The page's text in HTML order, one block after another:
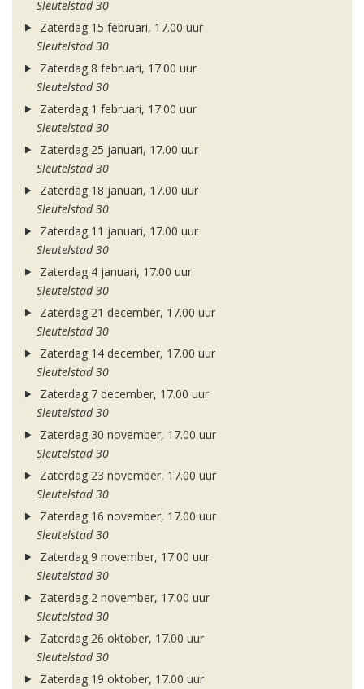
Sleutelstad 30
Zaterdag 15 februari, 17.00 uur
Sleutelstad 30
Zaterdag 8 februari, 17.00 uur
Sleutelstad 30
Zaterdag 1 februari, 17.00 uur
Sleutelstad 30
Zaterdag 25 januari, 17.00 uur
Sleutelstad 30
Zaterdag 18 januari, 17.00 uur
Sleutelstad 30
Zaterdag 11 januari, 17.00 uur
Sleutelstad 30
Zaterdag 4 januari, 17.00 uur
Sleutelstad 30
Zaterdag 21 december, 17.00 uur
Sleutelstad 30
Zaterdag 14 december, 17.00 uur
Sleutelstad 30
Zaterdag 7 december, 17.00 uur
Sleutelstad 30
Zaterdag 30 november, 17.00 uur
Sleutelstad 30
Zaterdag 23 november, 17.00 uur
Sleutelstad 30
Zaterdag 16 november, 17.00 uur
Sleutelstad 30
Zaterdag 9 november, 17.00 uur
Sleutelstad 30
Zaterdag 2 november, 17.00 uur
Sleutelstad 30
Zaterdag 26 oktober, 17.00 uur
Sleutelstad 30
Zaterdag 19 oktober, 17.00 uur